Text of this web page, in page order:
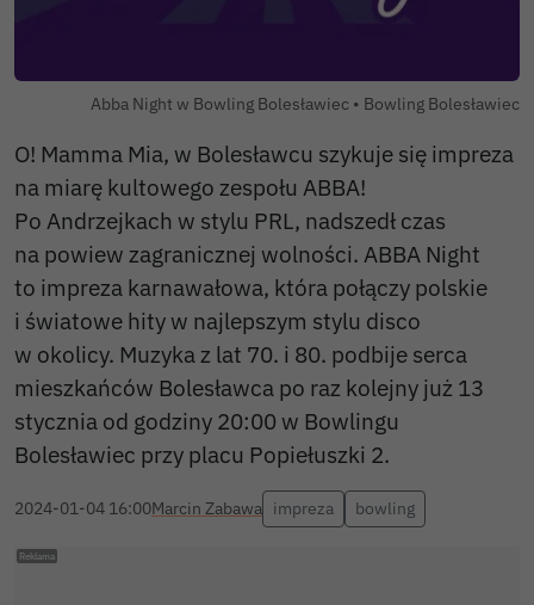
Abba Night w Bowling Bolesławiec • Autor zdjęcia:
Bowling Bolesławiec
O! Mamma Mia, w Bolesławcu szykuje się impreza
na miarę kultowego zespołu ABBA!
Po Andrzejkach w stylu PRL, nadszedł czas
na powiew zagranicznej wolności. ABBA Night
to impreza karnawałowa, która połączy polskie
i światowe hity w najlepszym stylu disco
w okolicy. Muzyka z lat 70. i 80. podbije serca
mieszkańców Bolesławca po raz kolejny już 13
stycznia od godziny 20:00 w Bowlingu
Bolesławiec przy placu Popiełuszki 2.
2024-01-04 16:00Marcin Zabawa impreza bowling